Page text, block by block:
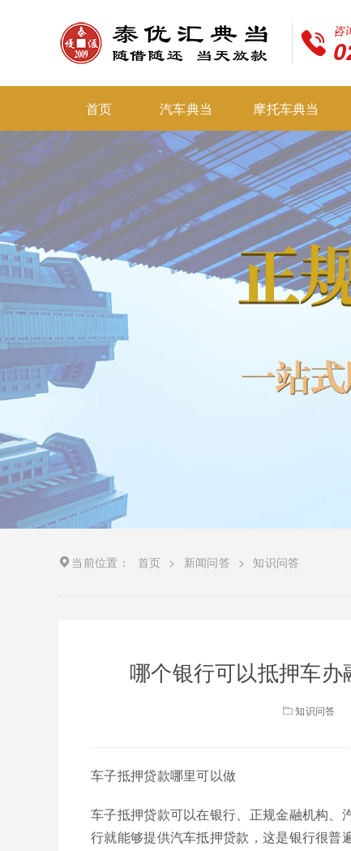
咨
首页 汽车典当 摩托车典当
当前位置： 首页 > 新闻问答 > 知识问答
哪个银行可以抵押车
知识问答
车子抵押贷款哪里可以做
车子抵押贷款可以在银行、正规金融机构、
行就能够提供汽车抵押贷款，这是银行很普